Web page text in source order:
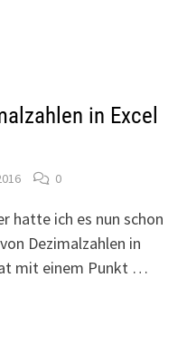
in Excel
0
hatte ich es nun schon
Dezimalzahlen in
mit einem Punkt …